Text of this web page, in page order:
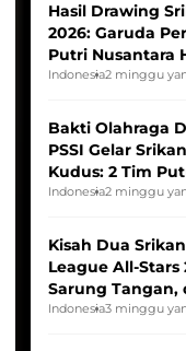
Hasil Drawing
2026: Garuda
Putri Nusantara
Indonesia2 minggu
Bakti Olahraga
PSSI Gelar
Kudus: 2 Tim
Tim Asia
Indonesia2 minggu
Kisah Dua
League All-Stars
Sarung Tangan,
Pernah Padam
Indonesia3 minggu